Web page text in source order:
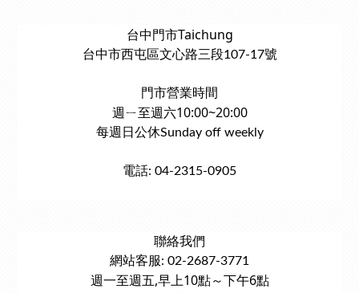
台中門市Taichung
台中市西屯區文心路三段107-17號
門市營業時間
週ㄧ至週六10:00~20:00
每週日公休Sunday off weekly
電話: 04-2315-0905
聯絡我們
網站客服: 02-2687-3771
週一至週五,早上10點～下午6點